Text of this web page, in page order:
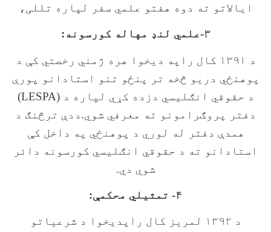
ايالاتو ته دوه هفتو علمي سفر لپاره تللی،
۳-علمي لنډ مهاله کورسونه:
د ۱۳۹۱ کال راپه ديخوا هره ژمني رخصتي کې د
پوهنځي دريو څخه تر پنځو تنو استادانو پورې
د حقوقي انګليسي دزده کړي لپاره د ((LESPA
دفتر پروګرامونو ته معرفي شوي.ددې ترڅنګ د
همدې دفتر له لوري د پوهنځي په داخل کې
استادانو ته د حقوقي انګليسي کورسونه دائر
شوي دي.
۴- تمثيلي محکمې:
د ۱۳۹۲ لمريز کال راپديخوا د شرعياتو